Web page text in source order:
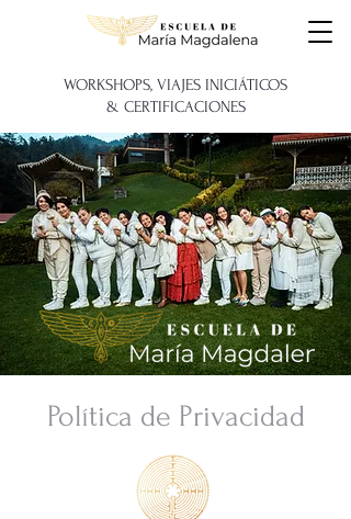
WORKSHOPS, VIAJES INICIÁTICOS
& CERTIFICACIONES
Política de Privacidad